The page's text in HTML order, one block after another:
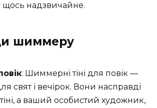
щось надзвичайне.
шиммеру
: Шиммерні тіні для повік —
свят і вечірок. Вони насправді
а ваший особистий художник,